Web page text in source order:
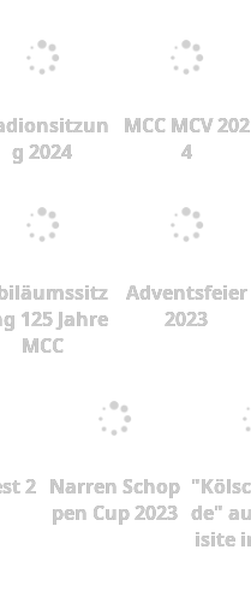
g 2024
MCC MCV 202
4
125 Jahre
MCC
Adventsfeier
2023
2 Narren Schop
pen Cup 2023 de"
isite